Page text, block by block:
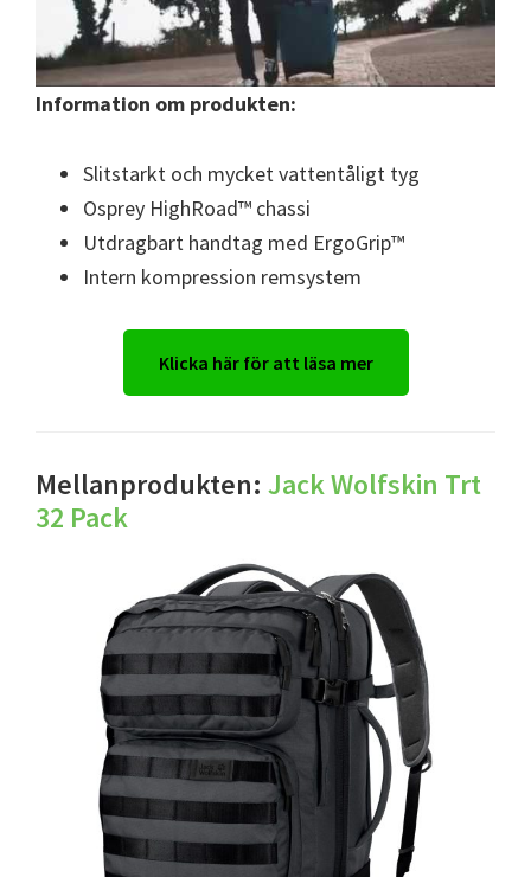
Information om produkten:
Slitstarkt och mycket vattentåligt tyg
Osprey HighRoad™ chassi
Utdragbart handtag med ErgoGrip™
Intern kompression remsystem
Klicka här för att läsa mer
Mellanprodukten: Jack Wolfskin Trt
32 Pack